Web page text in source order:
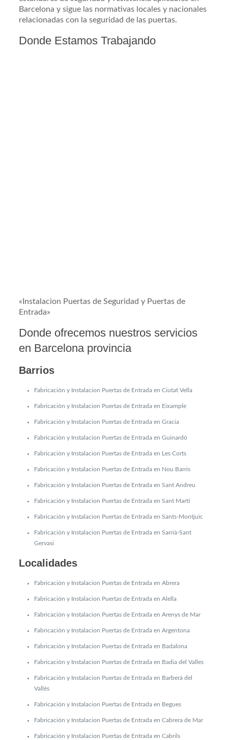
Barcelona y sigue las normativas locales y nacionales
relacionadas con la seguridad de las puertas.
Donde Estamos Trabajando
«Instalacion Puertas de Seguridad y Puertas de
Entrada»
Donde ofrecemos nuestros servicios
en Barcelona provincia
Barrios
Fabricación y Instalacion Puertas de Entrada en Ciutat Vella
Fabricación y Instalacion Puertas de Entrada en Eixample
Fabricación y Instalacion Puertas de Entrada en Gracia
Fabricación y Instalacion Puertas de Entrada en Guinardó
Fabricación y Instalacion Puertas de Entrada en Les Corts
Fabricación y Instalacion Puertas de Entrada en Nou Barris
Fabricación y Instalacion Puertas de Entrada en Sant Andreu
Fabricación y Instalacion Puertas de Entrada en Sant Martí
Fabricación y Instalacion Puertas de Entrada en Sants-Montjuïc
Fabricación y Instalacion Puertas de Entrada en Sarrià-Sant
Gervasi
Localidades
Fabricación y Instalacion Puertas de Entrada en Abrera
Fabricación y Instalacion Puertas de Entrada en Alella
Fabricación y Instalacion Puertas de Entrada en Arenys de Mar
Fabricación y Instalacion Puertas de Entrada en Argentona
Fabricación y Instalacion Puertas de Entrada en Badalona
Fabricación y Instalacion Puertas de Entrada en Badia del Valles
Fabricación y Instalacion Puertas de Entrada en Barberá del
Vallés
Fabricación y Instalacion Puertas de Entrada en Begues
Fabricación y Instalacion Puertas de Entrada en Cabrera de Mar
Fabricación y Instalacion Puertas de Entrada en Cabrils